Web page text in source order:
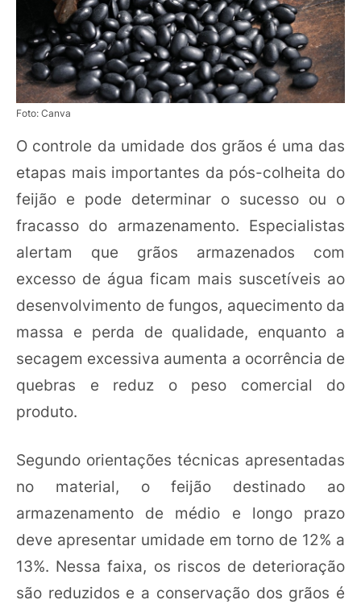
Foto: Canva
O controle da umidade dos grãos é uma das
etapas mais importantes da pós-colheita do
feijão e pode determinar o sucesso ou o
fracasso do armazenamento. Especialistas
alertam que grãos armazenados com
excesso de água ficam mais suscetíveis ao
desenvolvimento de fungos, aquecimento da
massa e perda de qualidade, enquanto a
secagem excessiva aumenta a ocorrência de
quebras e reduz o peso comercial do
produto.
Segundo orientações técnicas apresentadas
no material, o feijão destinado ao
armazenamento de médio e longo prazo
deve apresentar umidade em torno de 12% a
13%. Nessa faixa, os riscos de deterioração
são reduzidos e a conservação dos grãos é